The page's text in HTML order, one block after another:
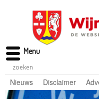
Nieuws Disclaimer
Menu